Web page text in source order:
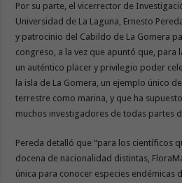
Por su parte, el vicerrector de
Universidad de La Laguna, Ernesto
y patrocinio del Cabildo de La Gomera
congreso, a la vez que apuntó que, para
un auténtico placer y privilegio poder
la isla de La Gomera, un ejemplo único
terrestre como marina, y que ha
muchos investigadores de todas partes
Pereda detalló que “para los científicos
docena de nacionalidad distintas,
única para conocer especies endémicas